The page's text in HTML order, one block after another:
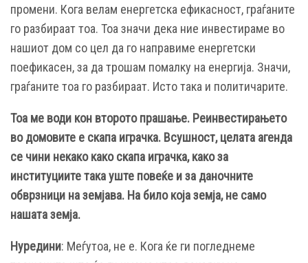
промени. Кога велам енергетска ефикасност, граѓаните
го разбираат тоа. Тоа значи дека ние инвестираме во
нашиот дом со цел да го направиме енергетски
поефикасен, за да трошам помалку на енергија. Значи,
граѓаните тоа го разбираат. Исто така и политичарите.
Тоа ме води кон второто прашање. Реинвестирањето
во домовите е скапа играчка. Всушност, целата агенда
се чини некако како скапа играчка, како за
институциите така уште повеќе и за даночните
обврзници на земјава. На било која земја, не само
нашата земја.
Нуредини: Меѓутоа, не е. Кога ќе ги погледнеме